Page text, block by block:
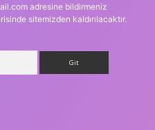
adresine bildirmeniz
sitemizden kaldırılacaktır.